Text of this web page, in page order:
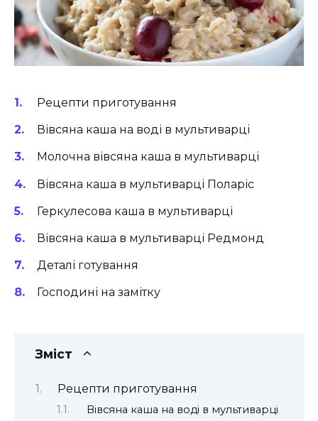
Рецепти приготування
Вівсяна каша на воді в мультиварці
Молочна вівсяна каша в мультиварці
Вівсяна каша в мультиварці Поларіс
Геркулесова каша в мультиварці
Вівсяна каша в мультиварці Редмонд
Деталі готування
Господині на замітку
Зміст
Рецепти приготування
Вівсяна каша на воді в мультиварці